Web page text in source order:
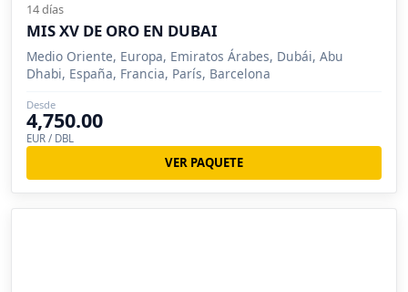
14 días
MIS XV DE ORO EN DUBAI
Medio Oriente, Europa, Emiratos Árabes, Dubái, Abu
Dhabi, España, Francia, París, Barcelona
Desde
4,750.00
EUR / DBL
VER PAQUETE